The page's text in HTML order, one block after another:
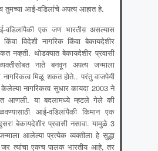
तुमच्या आई-वडिलांचे अपत्य आहात हे.
वडिलांपैकी एक जण भारतीय़ असल्यास
किंवा विदेशी नागरिक किंवा बेकायदेशीर
नव्हती. थोडक्यात बेकायदेशीर प्रवासी
नाते बनवून अपत्य जन्माला
नागरिकत्व मिळू शकत होते.. परंतु वाजपेयी
नागरिकत्व सुधार कायदा 2003 ने
आणली. या बदलामध्ये म्हटले गेले की
आई-वडिलांपैकी किमान एक
बेकायदेशीर प्रवासी नसावा. यामुळे 3
आलेल्या प्रत्येक व्यक्तीला हे सुद्धा
त्यांचा एकच पालक भारतीय आहे, तर